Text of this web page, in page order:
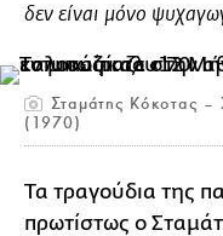
δεν είναι μόνο
Σταμάτης Κόκοτας
(1970)
Τα τραγούδια της
πρωτίστως ο